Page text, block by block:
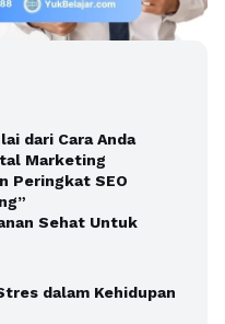
dari Cara Anda
Marketing
Peringkat SEO
Sehat Untuk
dalam Kehidupan